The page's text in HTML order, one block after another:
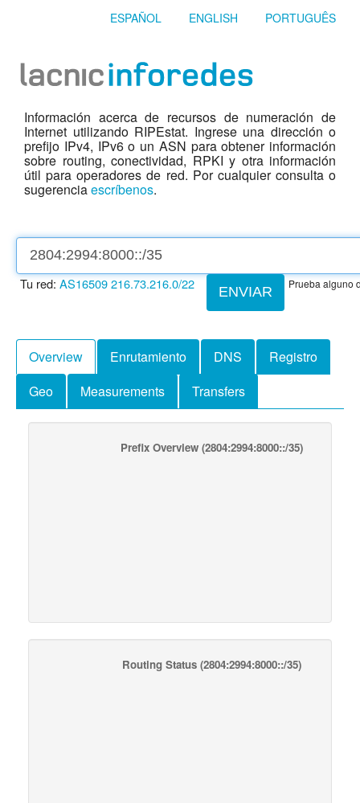
ESPAÑOL ENGLISH PORTUGUÊS
Información acerca de recursos de numeración de
Internet utilizando RIPEstat. Ingrese una dirección o
prefijo IPv4, IPv6 o un ASN para obtener información
sobre routing, conectividad, RPKI y otra información
útil para operadores de red. Por cualquier consulta o
sugerenciaescríbenos.
ENVIAR
Tu red: AS16509216.73.216.0/22 Prueba alguno
Overview Enrutamiento DNS
Registro
Geo
Measurements Transfers
Prefix Overview (2804:2994:8000::/35)
Routing Status (2804:2994:8000::/35)